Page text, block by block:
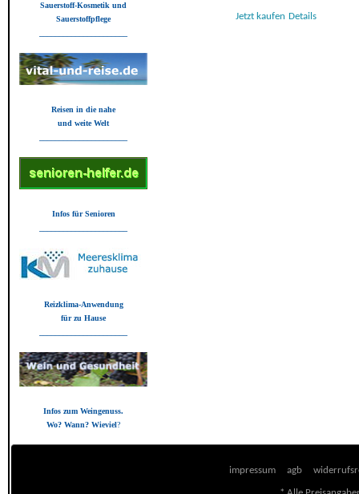
Sauerstoff-Kosmetik und
Sauerstoffpflege
Reisen in die nahe
und weite Welt
Infos für Senioren
Reizklima-Anwendung
für zu Hause
Infos zum Weingenuss.
Wo? Wann? Wieviel?
Jetzt kaufen Details
impressum agb